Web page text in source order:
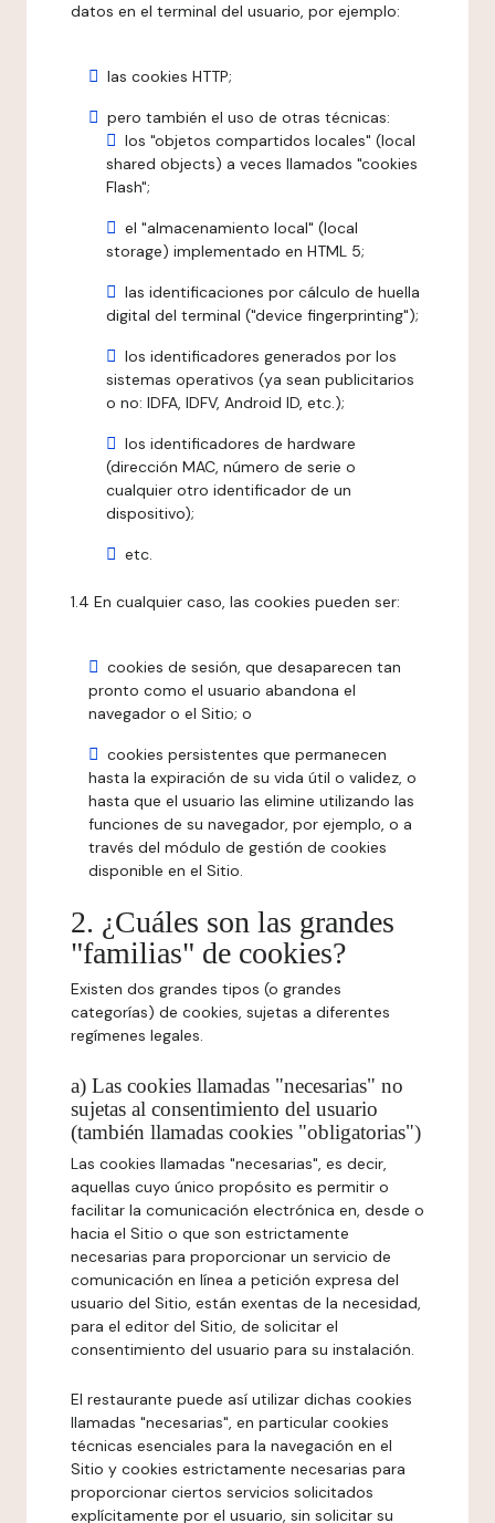
datos en el terminal del usuario, por ejemplo:
las cookies HTTP;
pero también el uso de otras técnicas:
los "objetos compartidos locales" (local
shared objects) a veces llamados "cookies
Flash";
el "almacenamiento local" (local
storage) implementado en HTML 5;
las identificaciones por cálculo de huella
digital del terminal ("device fingerprinting");
los identificadores generados por los
sistemas operativos (ya sean publicitarios
o no: IDFA, IDFV, Android ID, etc.);
los identificadores de hardware
(dirección MAC, número de serie o
cualquier otro identificador de un
dispositivo);
etc.
1.4 En cualquier caso, las cookies pueden ser:
cookies de sesión, que desaparecen tan
pronto como el usuario abandona el
navegador o el Sitio; o
cookies persistentes que permanecen
hasta la expiración de su vida útil o validez, o
hasta que el usuario las elimine utilizando las
funciones de su navegador, por ejemplo, o a
través del módulo de gestión de cookies
disponible en el Sitio.
2. ¿Cuáles son las grandes
"familias" de cookies?
Existen dos grandes tipos (o grandes
categorías) de cookies, sujetas a diferentes
regímenes legales.
a) Las cookies llamadas "necesarias" no
sujetas al consentimiento del usuario
(también llamadas cookies "obligatorias")
Las cookies llamadas "necesarias", es decir,
aquellas cuyo único propósito es permitir o
facilitar la comunicación electrónica en, desde o
hacia el Sitio o que son estrictamente
necesarias para proporcionar un servicio de
comunicación en línea a petición expresa del
usuario del Sitio, están exentas de la necesidad,
para el editor del Sitio, de solicitar el
consentimiento del usuario para su instalación.
El restaurante puede así utilizar dichas cookies
llamadas "necesarias", en particular cookies
técnicas esenciales para la navegación en el
Sitio y cookies estrictamente necesarias para
proporcionar ciertos servicios solicitados
explícitamente por el usuario, sin solicitar su